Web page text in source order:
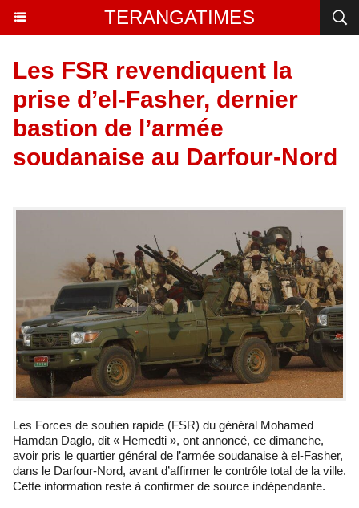
TERANGATIMES
Les FSR revendiquent la
prise d’el-Fasher, dernier
bastion de l’armée
soudanaise au Darfour-Nord
Les Forces de soutien rapide (FSR) du général Mohamed
Hamdan Daglo, dit « Hemedti », ont annoncé, ce dimanche,
avoir pris le quartier général de l’armée soudanaise à el-Fasher,
dans le Darfour-Nord, avant d’affirmer le contrôle total de la ville.
Cette information reste à confirmer de source indépendante.